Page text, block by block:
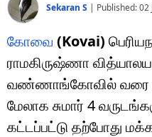
Sekaran S | Published:02
கோவை (Kovai)
ராமகிருஷ்ணா
வண்ணாங்கோவில் வரை
மேலாக சுமார் 4
கட்டப்பட்டு தற்போது